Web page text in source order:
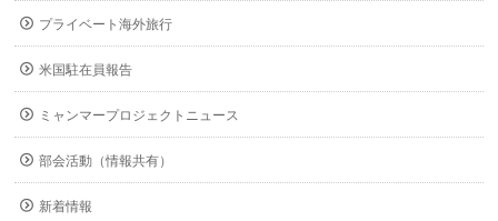
プライベート海外旅行
米国駐在員報告
ミャンマープロジェクトニュース
部会活動（情報共有）
新着情報